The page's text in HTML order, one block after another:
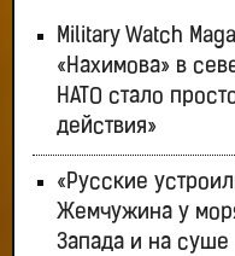
Military Watch
«Нахимова» в
НАТО стало
действия»
«Русские
Жемчужина у
Запада и на